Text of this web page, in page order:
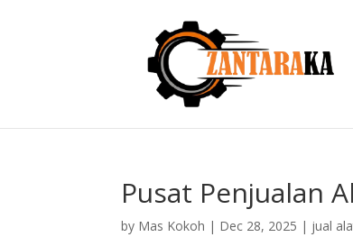
Pusat Penjualan
by Mas Kokoh | Dec 28, 2025 | jual